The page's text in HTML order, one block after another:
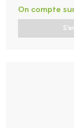
On compte